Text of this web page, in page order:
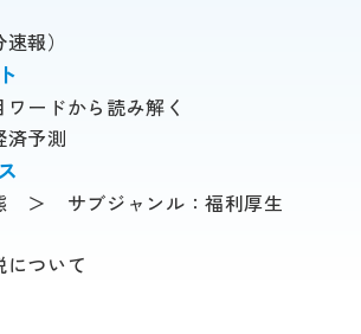
報）
ードから読み解く
済予測
＞ サブジャンル：福利厚生
ついて